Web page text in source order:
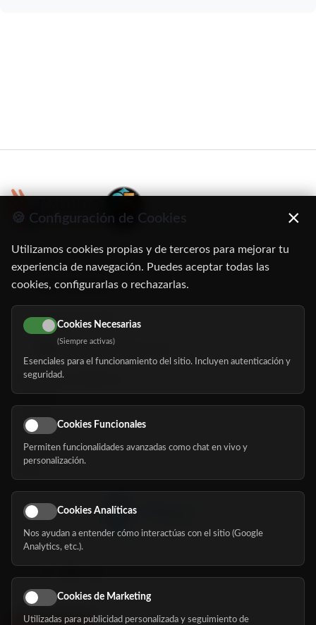
C/ Oruro, 11. 28016 Madrid
91 345 06 26
616 113 103
hola@mundomayor.com
Buscador de residencias
Eventos
Nosotros
Síguenos
🍪 Configuración de Cookies ×
Utilizamos cookies propias y de terceros para mejorar tu
experiencia de navegación. Puedes aceptar todas las
cookies, configurarlas o rechazarlas.
Cookies Necesarias
(Siempre activas)
Esenciales para el funcionamiento del sitio. Incluyen autenticación y
seguridad.
Cookies Funcionales
Permiten funcionalidades avanzadas como chat en vivo y
personalización.
Cookies Analíticas
Nos ayudan a entender cómo interactúas con el sitio (Google
Analytics, etc.).
Cookies de Marketing
Utilizadas para publicidad personalizada y seguimiento de